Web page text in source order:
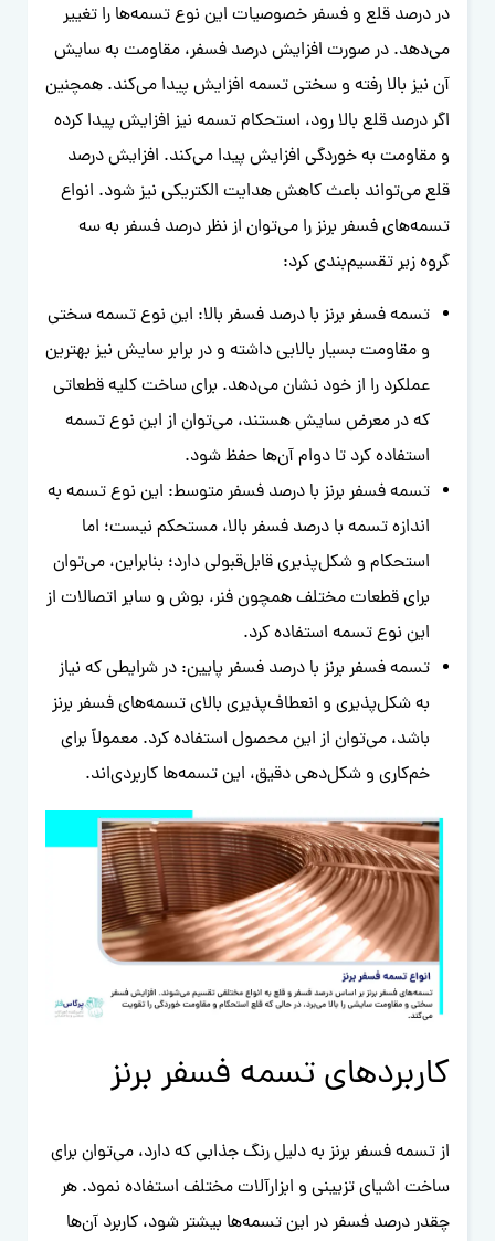
در درصد قلع و فسفر خصوصیات این نوع تسمه‌ها را تغییر
می‌دهد. در صورت افزایش درصد فسفر، مقاومت به سایش
آن نیز بالا رفته و سختی تسمه افزایش پیدا می‌کند. همچنین
اگر درصد قلع بالا رود، استحکام تسمه نیز افزایش پیدا کرده
و مقاومت به خوردگی افزایش پیدا می‌کند. افزایش درصد
قلع می‌تواند باعث کاهش هدایت الکتریکی نیز شود. انواع
تسمه‌های فسفر برنز را می‌توان از نظر درصد فسفر به سه
گروه زیر تقسیم‌بندی کرد:
تسمه فسفر برنز با درصد فسفر بالا: این نوع تسمه سختی
و مقاومت بسیار بالایی داشته و در برابر سایش نیز بهترین
عملکرد را از خود نشان می‌دهد. برای ساخت کلیه قطعاتی
که در معرض سایش هستند، می‌توان از این نوع تسمه
استفاده کرد تا دوام آن‌ها حفظ شود.
تسمه فسفر برنز با درصد فسفر متوسط: این نوع تسمه به
اندازه تسمه با درصد فسفر بالا، مستحکم نیست؛ اما
استحکام و شکل‌پذیری قابل‌قبولی دارد؛ بنابراین، می‌توان
برای قطعات مختلف همچون فنر، بوش و سایر اتصالات از
این نوع تسمه استفاده کرد.
تسمه فسفر برنز با درصد فسفر پایین: در شرایطی که نیاز
به شکل‌پذیری و انعطاف‌پذیری بالای تسمه‌های فسفر برنز
باشد، می‌توان از این محصول استفاده کرد. معمولاً برای
خم‌کاری و شکل‌دهی دقیق، این تسمه‌ها کاربردی‌اند.
کاربردهای تسمه فسفر برنز
از تسمه فسفر برنز به دلیل رنگ جذابی که دارد، می‌توان برای
ساخت اشیای تزیینی و ابزارآلات مختلف استفاده نمود. هر
چقدر درصد فسفر در این تسمه‌ها بیشتر شود، کاربرد آن‌ها